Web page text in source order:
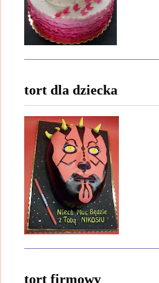
tort dla dziecka
tort firmowy